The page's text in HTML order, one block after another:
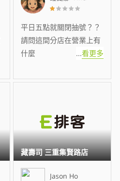
平日五點就關閉抽號？？
請問這間分店在營業上有
什麼
...看更多
Jason Ho
藏壽司 三重集賢路店